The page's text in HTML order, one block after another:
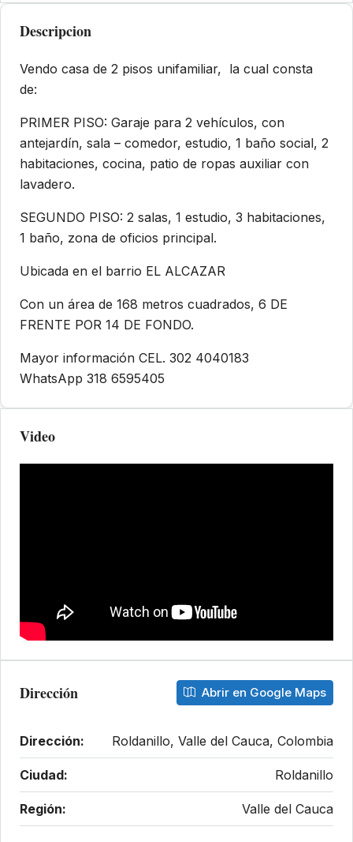
Descripcion
Vendo casa de 2 pisos unifamiliar, la cual consta
de:
PRIMER PISO: Garaje para 2 vehículos, con
antejardín, sala – comedor, estudio, 1 baño social, 2
habitaciones, cocina, patio de ropas auxiliar con
lavadero.
SEGUNDO PISO: 2 salas, 1 estudio, 3 habitaciones,
1 baño, zona de oficios principal.
Ubicada en el barrio EL ALCAZAR
Con un área de 168 metros cuadrados, 6 DE
FRENTE POR 14 DE FONDO.
Mayor información CEL. 302 4040183
WhatsApp 318 6595405
Video
Dirección Abrir en Google Maps
Dirección: Roldanillo, Valle del Cauca, Colombia
Ciudad: Roldanillo
Región: Valle del Cauca